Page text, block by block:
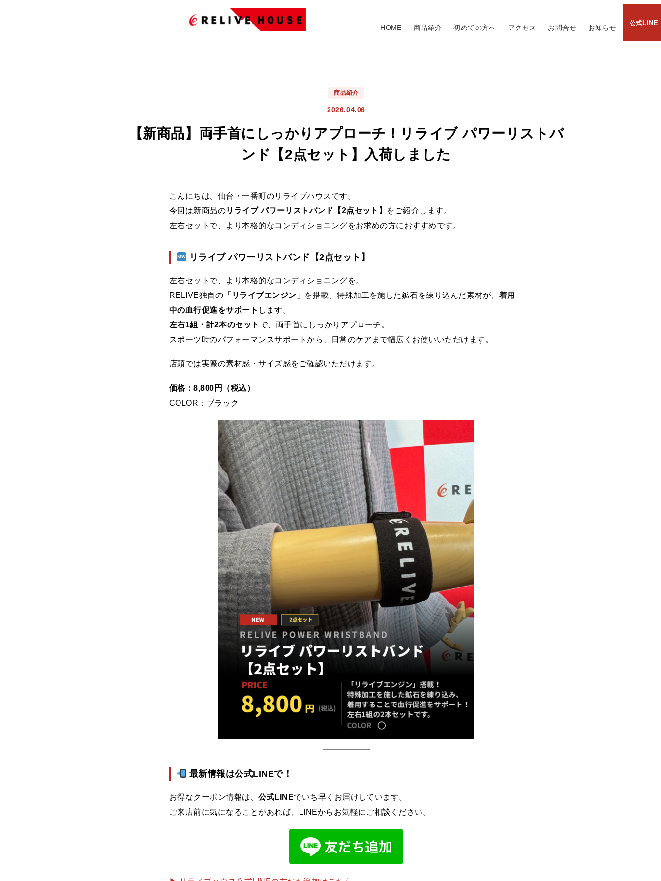
HOME 商品紹介 初めての方へ アクセス お問合せ お知らせ
公式LINE
商品紹介
2026.04.06
【新商品】両手首にしっかりアプローチ！リライブ パワーリストバ
ンド【2点セット】入荷しました
こんにちは、仙台・一番町のリライブハウスです。
今回は新商品のリライブ パワーリストバンド【2点セット】 をご紹介します。
左右セットで、より本格的なコンディショニングをお求めの方におすすめです。
リライブ パワーリストバンド【2点セット】
左右セットで、より本格的なコンディショニングを。
RELIVE独自の 「リライブエンジン」 を搭載。特殊加工を施した鉱石を練り込んだ素材が、 着用
中の血行促進をサポート します。
左右1組・計2本のセット で、両手首にしっかりアプローチ。
スポーツ時のパフォーマンスサポートから、日常のケアまで幅広くお使いいただけます。
店頭では実際の素材感・サイズ感をご確認いただけます。
価格：8,800円（税込）
COLOR：ブラック
最新情報は公式LINEで！
お得なクーポン情報は、公式LINEでいち早くお届けしています。
ご来店前に気になることがあれば、LINEからお気軽にご相談ください。